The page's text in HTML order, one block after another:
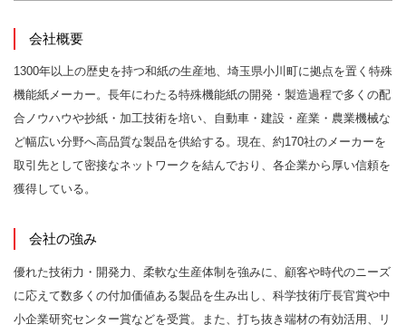
会社概要
1300年以上の歴史を持つ和紙の生産地、埼玉県小川町に拠点を置く特殊
機能紙メーカー。長年にわたる特殊機能紙の開発・製造過程で多くの配
合ノウハウや抄紙・加工技術を培い、自動車・建設・産業・農業機械な
ど幅広い分野へ高品質な製品を供給する。現在、約170社のメーカーを
取引先として密接なネットワークを結んでおり、各企業から厚い信頼を
獲得している。
会社の強み
優れた技術力・開発力、柔軟な生産体制を強みに、顧客や時代のニーズ
に応えて数多くの付加価値ある製品を生み出し、科学技術庁長官賞や中
小企業研究センター賞などを受賞。また、打ち抜き端材の有効活用、リ